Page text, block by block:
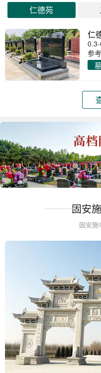
仁德苑
仁
参
固安
固安施